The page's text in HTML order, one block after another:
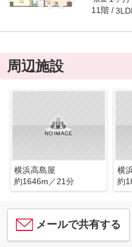
11階
周辺施設
横浜高島屋
約1646m／21分
横
約
メールで共有する